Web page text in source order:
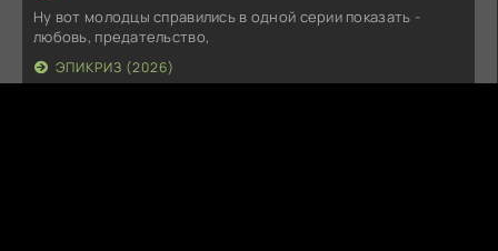
Ну вот молодцы справились в одной серии показать -
любовь, предательство,
ЭПИКРИЗ (2026)